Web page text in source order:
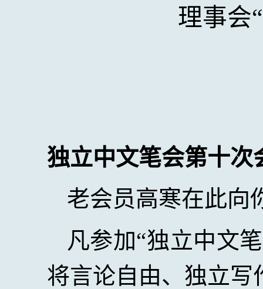
理事会
独立中文笔会第十次
老会员高寒在此向
凡参加“独立中文
将言论自由、独立